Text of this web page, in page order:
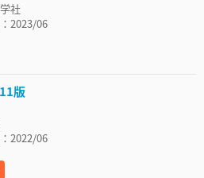
社
2023/06
版
2022/06